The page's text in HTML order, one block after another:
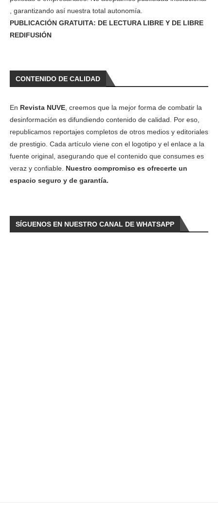
, garantizando así nuestra total autonomía.
PUBLICACIÓN GRATUITA: DE LECTURA LIBRE Y DE LIBRE
REDIFUSIÓN
CONTENIDO DE CALIDAD
En Revista NUVE , creemos que la mejor forma de combatir la
desinformación es difundiendo contenido de calidad. Por eso,
republicamos reportajes completos de otros medios y editoriales
de prestigio. Cada artículo viene con el logotipo y el enlace a la
fuente original, asegurando que el contenido que consumes es
veraz y confiable. Nuestro compromiso es ofrecerte un
espacio seguro y de garantía.
SÍGUENOS EN NUESTRO CANAL DE WHATSAPP